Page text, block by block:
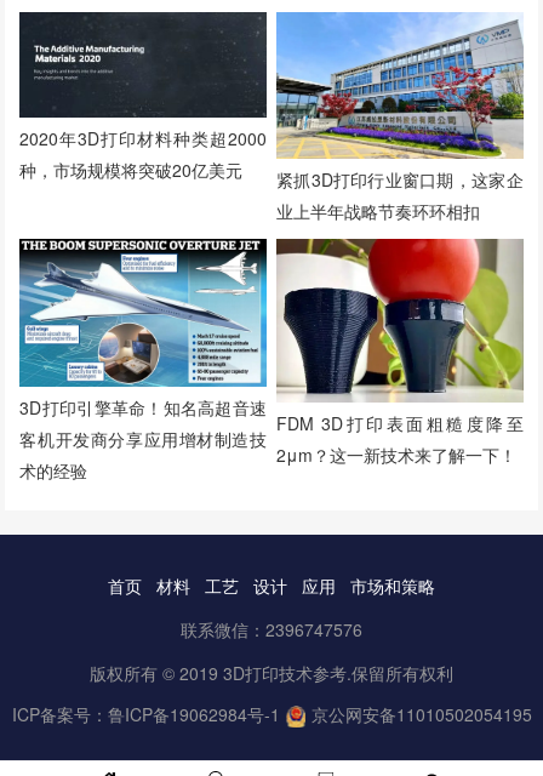
2020年3D打印材料种类超2000
种，市场规模将突破20亿美元
紧抓3D打印行业窗口期，这家企
业上半年战略节奏环环相扣
3D打印引擎革命！知名高超音速
客机开发商分享应用增材制造技
术的经验
FDM 3D打印表面粗糙度降至
2μm？这一新技术来了解一下！
首页 材料 工艺 设计 应用
市场和策略
联系微信：2396747576
版权所有 © 2019 3D打印技术参考.保留所有权利
ICP备案号： 鲁ICP备19062984号-1 京公网安备11010502054195